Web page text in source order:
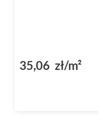
35,06 zł/m²